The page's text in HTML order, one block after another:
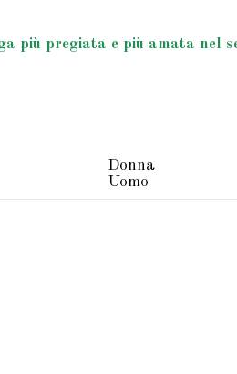
pregiata e più amata nel
Donna
Uomo